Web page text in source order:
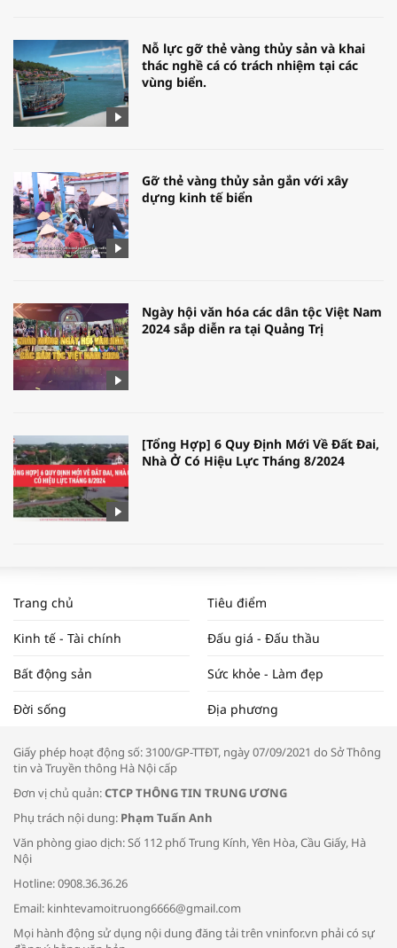
Nỗ lực gỡ thẻ vàng thủy sản và khai
thác nghề cá có trách nhiệm tại các
vùng biển.
Gỡ thẻ vàng thủy sản gắn với xây
dựng kinh tế biển
Ngày hội văn hóa các dân tộc Việt Nam
2024 sắp diễn ra tại Quảng Trị
[Tổng Hợp] 6 Quy Định Mới Về Đất Đai,
Nhà Ở Có Hiệu Lực Tháng 8/2024
NAM NĂM 2024 VÀ NĂM 2025 | NHỊP
ĐẬP THỊ TRƯỜNG #62
Tọa đàm “Xúc tiến thương mại: Khơi
Bác sĩ tư vấn cách phòng tránh bệnh
Trang chủ Tiêu điểm
Kinh tế - Tài chính Đấu giá - Đấu thầu
Bất động sản Sức khỏe - Làm đẹp
Đời sống Địa phương
Giấy phép hoạt động số: 3100/GP-TTĐT, ngày 07/09/2021 do Sở Thông
tin và Truyền thông Hà Nội cấp
Đơn vị chủ quản:CTCP THÔNG TIN TRUNG ƯƠNG
Phụ trách nội dung: Phạm Tuấn Anh
Văn phòng giao dịch: Số 112 phố Trung Kính, Yên Hòa, Cầu Giấy, Hà
Nội
Hotline: 0908.36.36.26
Email: kinhtevamoitruong6666@gmail.com
Mọi hành động sử dụng nội dung đăng tải trên vninfor.vn phải có sự